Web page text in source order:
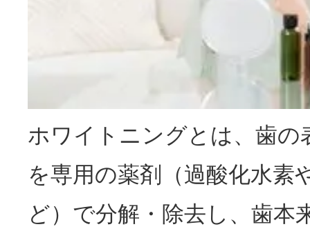
ホワイトニングとは、歯の
を専用の薬剤（過酸化水素
ど）で分解・除去し、歯本